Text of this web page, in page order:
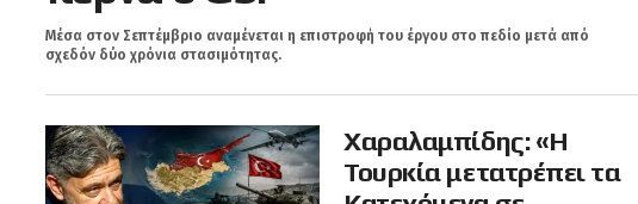
Μέσα στον Σεπτέμβριο αναμένεται η επιστροφή του έργου στο πεδίο μετά από
σχεδόν δύο χρόνια στασιμότητας.
Χαραλαμπίδης: «Η
Τουρκία μετατρέπει τα